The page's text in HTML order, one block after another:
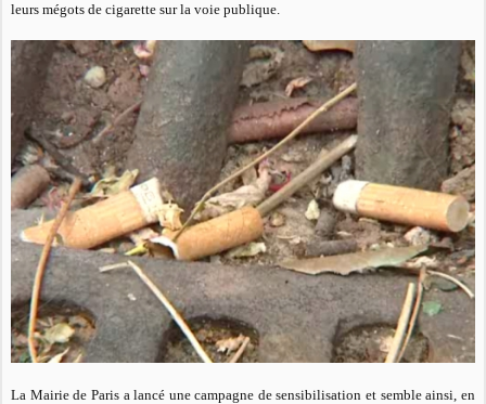
leurs mégots de cigarette sur la voie publique.
La Mairie de Paris a lancé une campagne de sensibilisation et semble ainsi, en